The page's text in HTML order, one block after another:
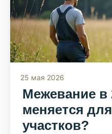
25 мая 2026
Межевание в
меняется
участков?